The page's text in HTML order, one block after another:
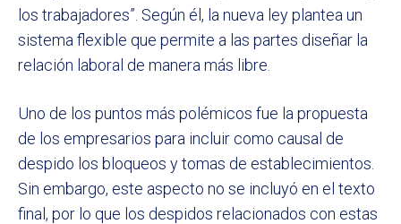
los trabajadores”. Según él, la nueva ley plantea un
sistema flexible que permite a las partes diseñar la
relación laboral de manera más libre.
Uno de los puntos más polémicos fue la propuesta
de los empresarios para incluir como causal de
despido los bloqueos y tomas de establecimientos.
Sin embargo, este aspecto no se incluyó en el texto
final, por lo que los despidos relacionados con estas